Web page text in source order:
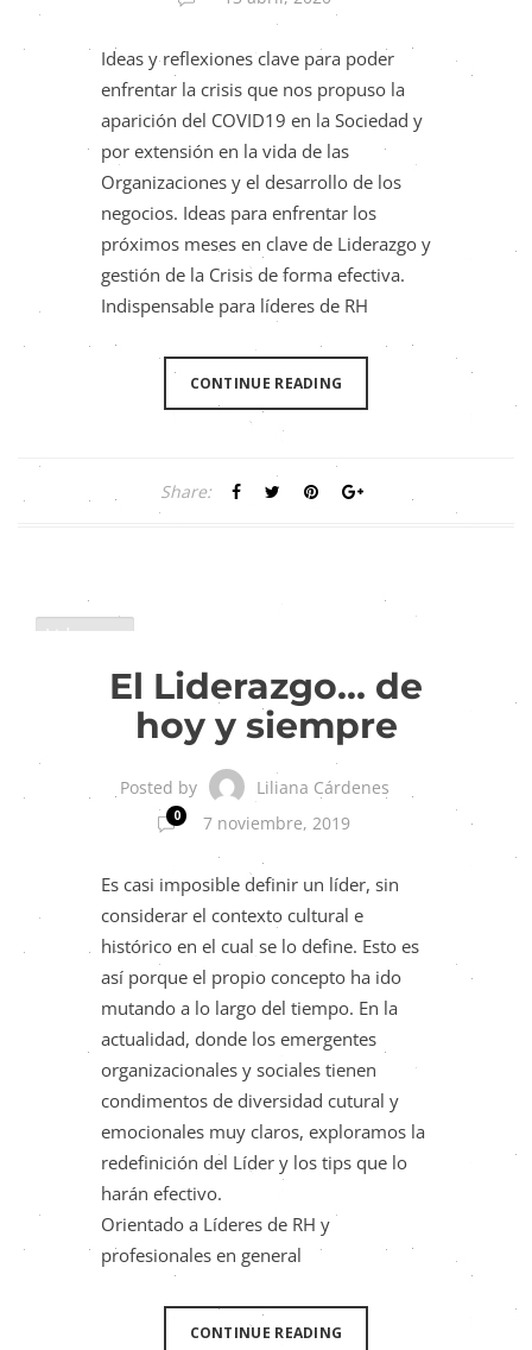
Ideas y reflexiones clave para poder
enfrentar la crisis que nos propuso la
aparición del COVID19 en la Sociedad y
por extensión en la vida de las
Organizaciones y el desarrollo de los
negocios. Ideas para enfrentar los
próximos meses en clave de Liderazgo y
gestión de la Crisis de forma efectiva.
Indispensable para líderes de RH
CONTINUE READING
Share:
Liderazgo
El Liderazgo… de
hoy y siempre
Posted by Liliana Cárdenes
0 7 noviembre, 2019
Es casi imposible definir un líder, sin
considerar el contexto cultural e
histórico en el cual se lo define. Esto es
así porque el propio concepto ha ido
mutando a lo largo del tiempo. En la
actualidad, donde los emergentes
organizacionales y sociales tienen
condimentos de diversidad cutural y
emocionales muy claros, exploramos la
redefinición del Líder y los tips que lo
harán efectivo.
Orientado a Líderes de RH y
profesionales en general
CONTINUE READING